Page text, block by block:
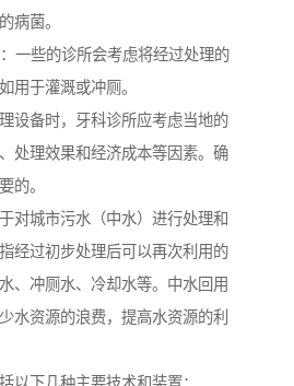
病菌。
一些的诊所会考虑将经过处理的
用于灌溉或冲厕。
设备时，牙科诊所应考虑当地的
处理效果和经济成本等因素。确
的。
对城市污水（中水）进行处理和
经过初步处理后可以再次利用的
、冲厕水、冷却水等。中水回用
水资源的浪费，提高水资源的利
以下几种主要技术和装置：